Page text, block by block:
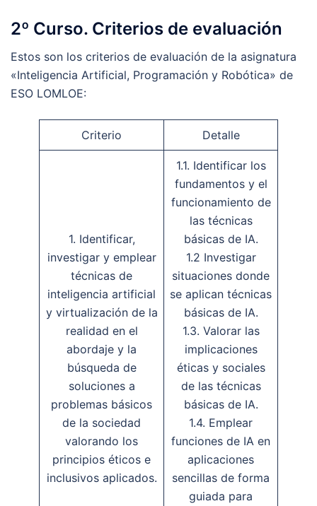
2º Curso. Criterios de evaluación
Estos son los criterios de evaluación de la asignatura
«Inteligencia Artificial, Programación y Robótica» de
ESO LOMLOE:
Criterio Detalle
1. Identificar,
investigar y emplear
técnicas de
inteligencia artificial
y virtualización de la
realidad en el
abordaje y la
búsqueda de
soluciones a
problemas básicos
de la sociedad
valorando los
principios éticos e
inclusivos aplicados.
1.1. Identificar los
fundamentos y el
funcionamiento de
las técnicas
básicas de IA.
1.2 Investigar
situaciones donde
se aplican técnicas
básicas de IA.
1.3. Valorar las
implicaciones
éticas y sociales
de las técnicas
básicas de IA.
1.4. Emplear
funciones de IA en
aplicaciones
sencillas de forma
guiada para